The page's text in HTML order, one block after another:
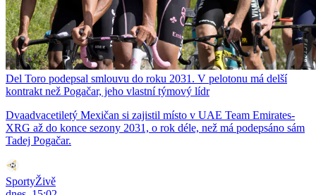
Del Toro podepsal smlouvu do roku 2031. V pelotonu má delší
kontrakt než Pogačar, jeho vlastní týmový lídr
Dvaadvacetiletý Mexičan si zajistil místo v UAE Team Emirates-
XRG až do konce sezony 2031, o rok déle, než má podepsáno sám
Tadej Pogačar.
SportyŽivě